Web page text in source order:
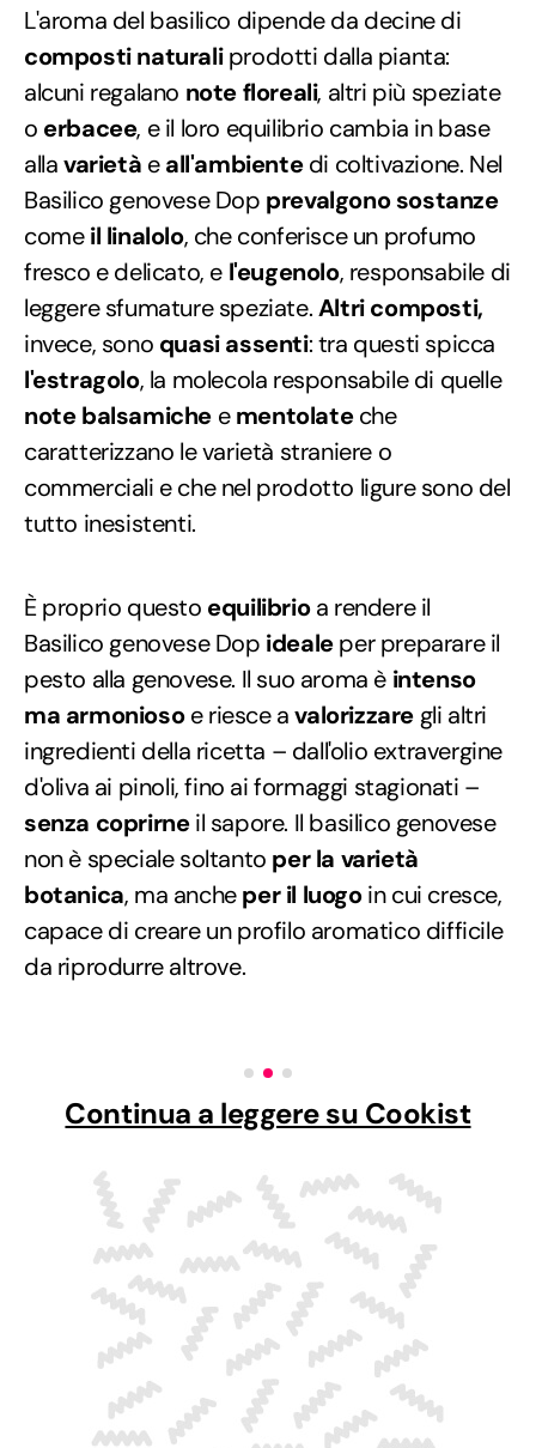
L'aroma del basilico dipende da decine di
composti naturaliprodotti dalla pianta:
alcuni regalano note floreali, altri più speziate
o erbacee, e il loro equilibrio cambia in base
allavarietà eall'ambientedi coltivazione. Nel
Basilico genovese Dop prevalgono sostanze
comeil linalolo, che conferisce un profumo
fresco e delicato, e l'eugenolo, responsabile di
leggere sfumature speziate.Altri composti,
invece, sono quasi assenti: tra questi spicca
l'estragolo, la molecola responsabile di quelle
note balsamiche ementolateche
caratterizzano le varietà straniere o
commerciali e che nel prodotto ligure sono del
tutto inesistenti.
È proprio questo equilibrioa rendere il
Basilico genovese Dop idealeper preparare il
pesto alla genovese. Il suo aroma è intenso
ma armoniosoe riesce avalorizzare gli altri
ingredienti della ricetta – dall'olio extravergine
d'oliva ai pinoli, fino ai formaggi stagionati –
senza coprirneil sapore. Il basilico genovese
non è speciale soltanto per la varietà
botanica, ma ancheper il luogoin cui cresce,
capace di creare un profilo aromatico difficile
da riprodurre altrove.
Continua a leggere su Cookist